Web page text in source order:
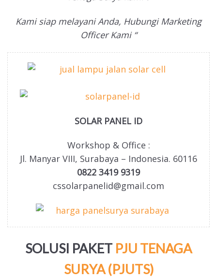
Kami siap melayani Anda, Hubungi Marketing
Officer Kami “
SOLAR PANEL ID
Workshop & Office :
Jl. Manyar VIII, Surabaya – Indonesia. 60116
0822 3419 9319
cssolarpanelid@gmail.com
SOLUSI PAKET PJU TENAGA
SURYA (PJUTS)